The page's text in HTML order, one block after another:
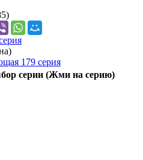
)
179 серия
серии (Жми на серию)